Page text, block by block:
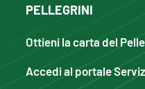
PELLEGRINI
Ottieni la carta del
Accedi al portale